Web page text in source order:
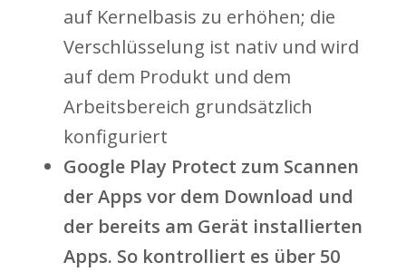
auf Kernelbasis zu erhöhen; die
Verschlüsselung ist nativ und wird
auf dem Produkt und dem
Arbeitsbereich grundsätzlich
konfiguriert
Google Play Protect zum Scannen
der Apps vor dem Download und
der bereits am Gerät installierten
Apps. So kontrolliert es über 50